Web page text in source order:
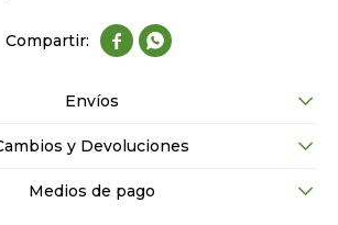
 
Envíos
y Devoluciones
Medios de pago